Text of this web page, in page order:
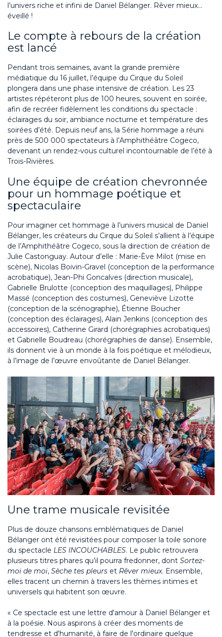
l’univers riche et infini de Daniel Bélanger. Rêver mieux...
éveillé !
Le compte à rebours de la création
est lancé
Pendant trois semaines, avant la grande première
médiatique du 16 juillet, l’équipe du Cirque du Soleil
plongera dans une phase intensive de création. Les 23
artistes répéteront plus de 100 heures, souvent en soirée,
afin de recréer fidèlement les conditions du spectacle :
éclairages du soir, ambiance nocturne et température des
soirées d’été. Depuis neuf ans, la Série hommage a réuni
près de 500 000 spectateurs à l’Amphithéâtre Cogeco,
devenant un rendez-vous culturel incontournable de l’été à
Trois-Rivières.
Une équipe de création chevronnée
pour un hommage poétique et
spectaculaire
Pour imaginer cet hommage à l’univers musical de Daniel
Bélanger, les créateurs du Cirque du Soleil s’allient à l’équipe
de l’Amphithéâtre Cogeco, sous la direction de création de
Julie Castonguay. Autour d’elle : Marie-Ève Milot (mise en
scène), Nicolas Boivin-Gravel (conception de la performance
acrobatique), Jean-Phi Goncalves (direction musicale),
Gabrielle Brulotte (conception des maquillages), Philippe
Massé (conception des costumes), Geneviève Lizotte
(conception de la scénographie), Étienne Boucher
(conception des éclairages), Alain Jenkins (conception des
accessoires), Catherine Girard (chorégraphies acrobatiques)
et Gabrielle Boudreau (chorégraphies de danse). Ensemble,
ils donnent vie à un monde à la fois poétique et mélodieux,
à l’image de l’œuvre envoûtante de Daniel Bélanger.
Une trame musicale revisitée
Plus de douze chansons emblématiques de Daniel
Bélanger ont été revisitées pour composer la toile sonore
du spectacle LES INCOUCHABLES. Le public retrouvera
plusieurs titres phares qu’il pourra fredonner, dont Sortez-
moi de moi, Sèche tes pleurs et Rêver mieux. Ensemble,
elles tracent un chemin à travers les thèmes intimes et
universels qui habitent son œuvre.
« Ce spectacle est une lettre d'amour à Daniel Bélanger et
à la poésie. Nous aspirons à créer des moments de
tendresse et d'humanité, à faire de l'ordinaire quelque